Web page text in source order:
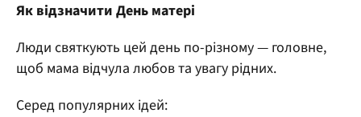
Як відзначити День матері
Люди святкують цей день по-різному — головне,
щоб мама відчула любов та увагу рідних.
Серед популярних ідей: